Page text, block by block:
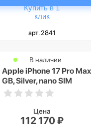
Купить в 1
клик
арт. 2841
Apple iPhone 17 Pro
GB, Silver, nano SIM
В наличии
Цена
112 170 ₽